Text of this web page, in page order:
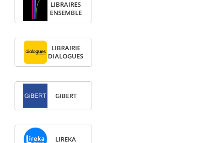
LIBRAIRES
ENSEMBLE
LIBRAIRIE
DIALOGUES
GIBERT
LIREKA